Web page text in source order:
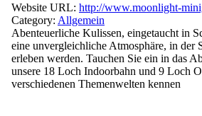
Website URL: http://www.moonlight-
Category: Allgemein
Abenteuerliche Kulissen, eingetaucht in
eine unvergleichliche Atmosphäre, in
erleben werden. Tauchen Sie ein in das
unsere 18 Loch Indoorbahn und 9 Loch
verschiedenen Themenwelten kennen